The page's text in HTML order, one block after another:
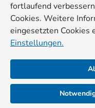
fortlaufend
Cookies. Weitere
eingesetzten Cookies
Einstellungen.